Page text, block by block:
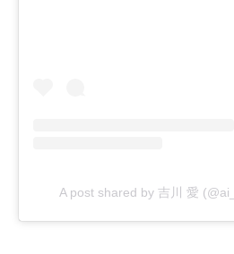
A post shared by 吉川 愛